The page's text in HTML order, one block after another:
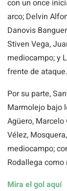
con un once
arco; Delvin
Danovis
Stiven Vega,
mediocampo; y
frente de ataque.
Por su parte,
Marmolejo bajo
Agüero,
Vélez,
mediocampo;
Rodallega
Mira el gol aquí